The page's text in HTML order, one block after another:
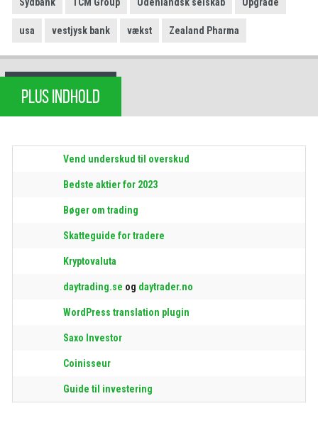
Sydbank TCM Group Udenlandsk selskab Upgrade
usa vestjysk bank vækst Zealand Pharma
PLUS INDHOLD
Vend underskud til overskud
Bedste aktier for 2023
Bøger om trading
Skatteguide for tradere
Kryptovaluta
daytrading.se og daytrader.no
WordPress translation plugin
Saxo Investor
Coinisseur
Guide til investering